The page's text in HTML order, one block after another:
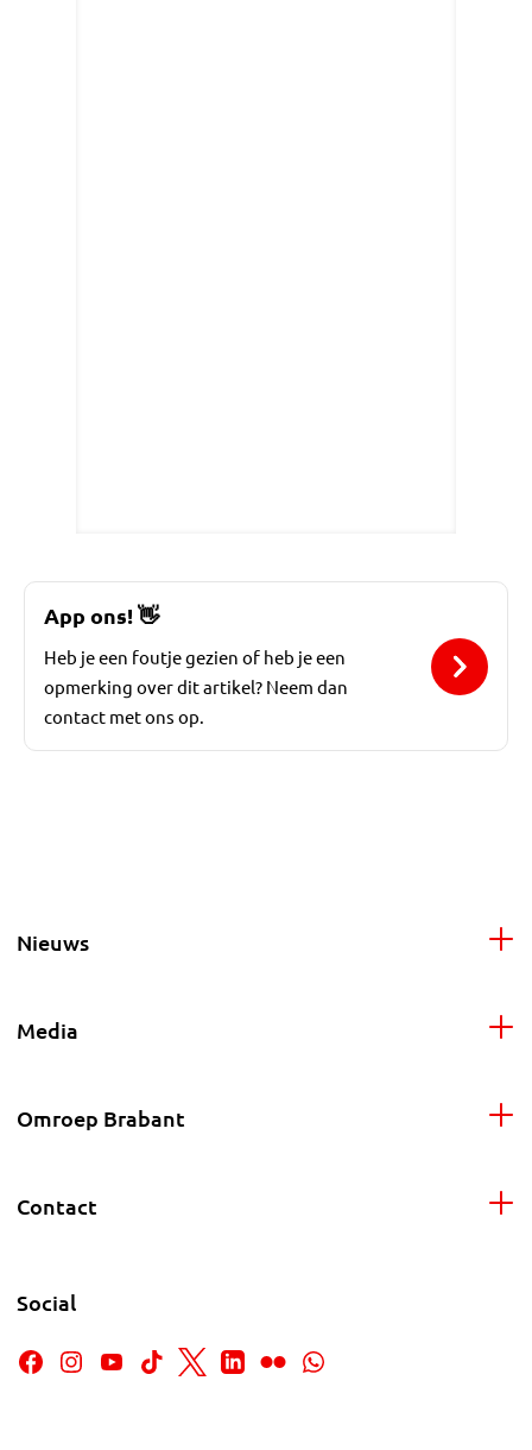
App ons!👋
Heb je een foutje gezien of heb je een
opmerking over dit artikel? Neem dan
contact met ons op.
Nieuws
Media
Omroep Brabant
Contact
Social